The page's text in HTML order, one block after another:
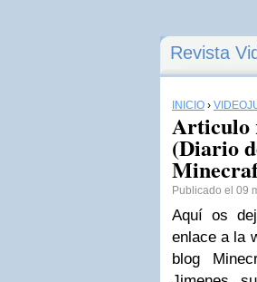
Revista
INICIO ›
Articulo
(Diario
Publicado el 09
Aquí os
enlace a la
blog